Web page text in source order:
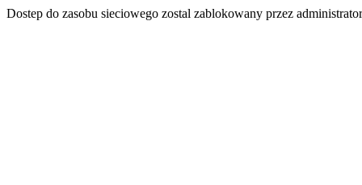
Dostep do zasobu sieciowego zostal zablokowany przez